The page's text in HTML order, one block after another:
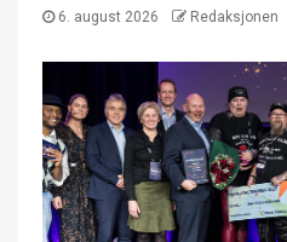
6. august 2026 Redaksjonen